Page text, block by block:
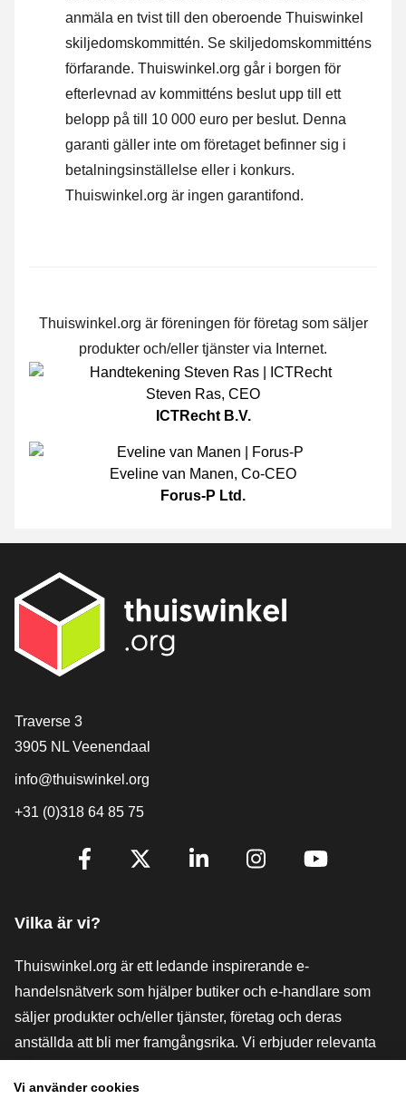
anmäla en tvist till den oberoende Thuiswinkel
skiljedomskommittén. Se skiljedomskommitténs
förfarande. Thuiswinkel.org går i borgen för
efterlevnad av kommitténs beslut upp till ett
belopp på till 10 000 euro per beslut. Denna
garanti gäller inte om företaget befinner sig i
betalningsinställelse eller i konkurs.
Thuiswinkel.org är ingen garantifond.
Thuiswinkel.org är föreningen för företag som säljer
produkter och/eller tjänster via Internet.
Steven Ras, CEO
ICTRecht B.V.
Eveline van Manen, Co-CEO
Forus-P Ltd.
[_General:Contact]
Traverse 3
3905 NL Veenendaal
info@thuiswinkel.org
+31 (0)318 64 85 75
[_General:SocialMediaTitle]
Vilka är vi?
Thuiswinkel.org är ett ledande inspirerande e-
handelsnätverk som hjälper butiker och e-handlare som
säljer produkter och/eller tjänster, företag och deras
anställda att bli mer framgångsrika. Vi erbjuder relevanta
Thuiswinkel-recensioner, rättsliga medel och rådgivning,
Vi använder cookies